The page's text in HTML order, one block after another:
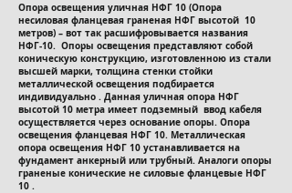
Опора освещения уличная НФГ 10 (Опора
несиловая фланцевая гpaнeнaя НФГ высотой 10
метров) – вот так расшифровывается названия
НФГ-10. Опоры освещения представляют собой
коническую конструкцию, изготовленною из стали
высшей марки, толщина стенки стойки
металлической освещения подбирается
индивидуально . Данная уличная опора НФГ
высотой 10 метра имеет подземный ввод кабеля
осуществляется через основание опоры. Опора
освещения фланцевая НФГ 10. Металлическая
опора освещения НФГ 10 устанавливается на
фундамент анкерный или трубный. Аналоги опоры
граненые конические не силовые фланцевые НФГ
10 .